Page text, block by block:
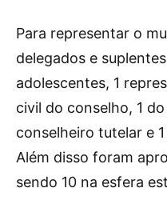
Para representar o
delegados e
adolescentes, 1
civil do conselho, 1
conselheiro tutelar e
Além disso foram
sendo 10 na esfera